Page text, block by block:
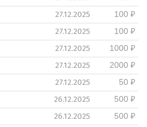
27.12.2025
100 ₽
27.12.2025
100 ₽
27.12.2025
1000 ₽
27.12.2025
2000 ₽
27.12.2025
50 ₽
26.12.2025
500 ₽
26.12.2025
500 ₽